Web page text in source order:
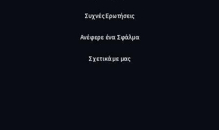
Συχνές Ερωτήσεις
Ανέφερε ένα Σφάλμα
Σχετικά με μας